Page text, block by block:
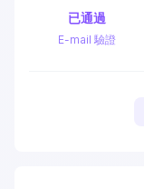
E-mail 驗證
已通過